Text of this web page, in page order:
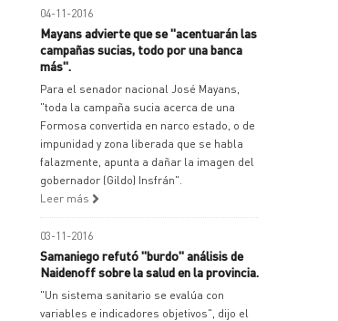
04-11-2016
Mayans advierte que se "acentuarán las
campañas sucias, todo por una banca
más".
Para el senador nacional José Mayans,
"toda la campaña sucia acerca de una
Formosa convertida en narco estado, o de
impunidad y zona liberada que se habla
falazmente, apunta a dañar la imagen del
gobernador (Gildo) Insfrán".
Leer más
03-11-2016
Samaniego refutó "burdo" análisis de
Naidenoff sobre la salud en la provincia.
"Un sistema sanitario se evalúa con
variables e indicadores objetivos", dijo el